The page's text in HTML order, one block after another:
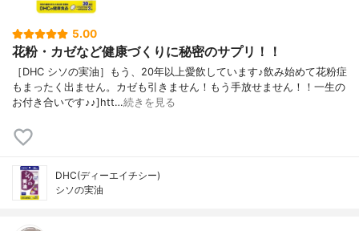
5.00
花粉・カゼなど健康づくりに秘密のサプリ！！
［DHC シソの実油］もう、20年以上愛飲しています♪飲み始めて花粉症
もまったく出ません。カゼも引きません！もう手放せません！！一生の
お付き合いです♪♪]htt…続きを見る
DHC(ディーエイチシー)
シソの実油